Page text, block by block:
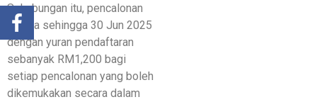
Sehubungan itu, pencalonan
dibuka sehingga 30 Jun 2025
dengan yuran pendaftaran
sebanyak RM1,200 bagi
setiap pencalonan yang boleh
dikemukakan secara dalam